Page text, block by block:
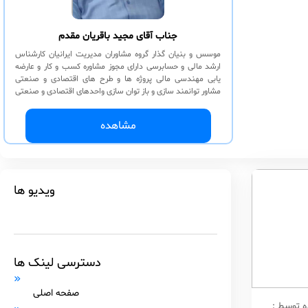
جناب آقای مجید باقریان مقدم
موسس و بنیان گذار گروه مشاوران مدیریت ایرانیان کارشناس
ارشد مالی و حسابرسی دارای مجوز مشاوره کسب و کار و عارضه
یابی مهندسی مالی پروژه ها و طرح های اقتصادی و صنعتی
مشاور توانمند سازی و باز توان سازی واحدهای اقتصادی و صنعتی
عملیاتی
مشاهده
ویدیو ها
دسترسی لینک ها
صفحه اصلی